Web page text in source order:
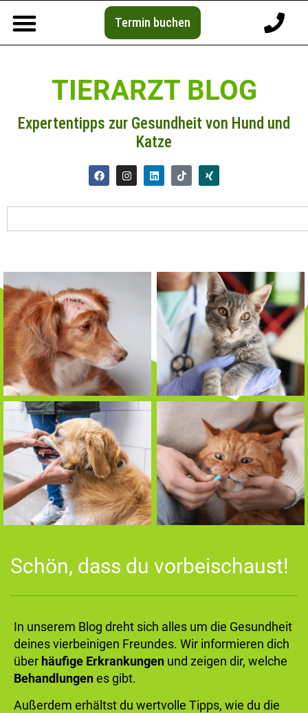
Termin buchen
TIERARZT BLOG
Expertentipps zur Gesundheit von Hund und
Katze
Schön, dass du vorbeischaust!
In unserem Blog dreht sich alles um die Gesundheit
deines vierbeinigen Freundes. Wir informieren dich
über häufige Erkrankungen und zeigen dir, welche
Behandlungenes gibt.
Außerdem erhältst du wertvolle Tipps, wie du die